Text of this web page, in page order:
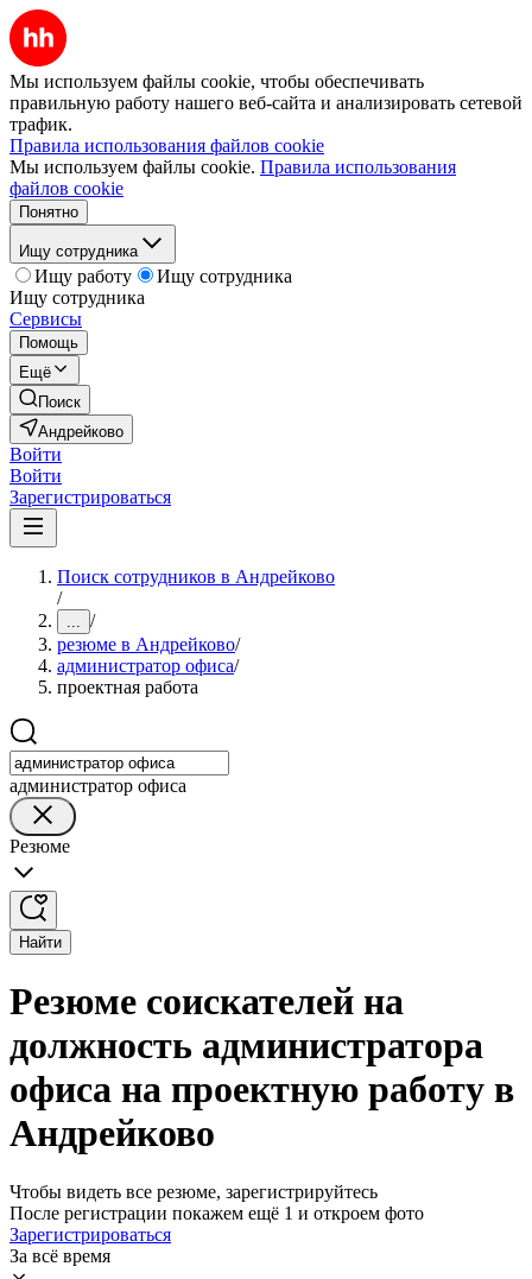
Мы используем файлы cookie, чтобы обеспечивать
правильную работу нашего веб-сайта и анализировать сетевой
трафик.
Правила использования файлов cookie
Мы используем файлы cookie. Правила использования
файлов cookie
Понятно
Ищу сотрудника
Ищу работу
Ищу сотрудника
Ищу сотрудника
Сервисы
Помощь
Ещё
Поиск
Андрейково
Войти
Войти
Зарегистрироваться
Поиск сотрудников в Андрейково
/
... /
резюме в Андрейково/
администратор офиса/
проектная работа
администратор офиса
Резюме
Найти
Резюме соискателей на
должность администратора
офиса на проектную работу в
Андрейково
Чтобы видеть все резюме, зарегистрируйтесь
После регистрации покажем ещё 1 и откроем фото
Зарегистрироваться
За всё время